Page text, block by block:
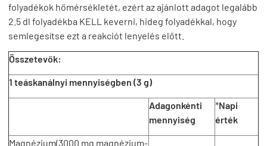
folyadékok hőmérsékletét, ezért az ajánlott adagot legalább
2.5 dl folyadékba KELL keverni, hideg folyadékkal, hogy
semlegesítse ezt a reakciót lenyelés előtt.
Összetevők:
1 teáskanálnyi mennyiségben (3 g)
Adagonkénti
mennyiség
*Napi
érték
Magnézium(3000 mg magnézium-